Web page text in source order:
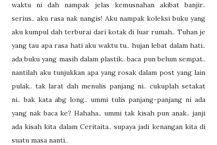
waktu ni dah nampak jelas kemusnahan akibat banjir..
serius.. aku rasa nak nangis! Aku nampak koleksi buku yang
aku kumpul dah terburai dari kotak di luar rumah.. Tuhan je
yang tau apa rasa hati aku waktu tu.. hujan lebat dalam hati..
ada buku yang masih dalam plastik.. baca pun belum sempat..
nantilah aku tunjukkan apa yang rosak dalam post yang lain
pulak.. tak larat dah menulis panjang ni.. cukuplah setakat
ni.. bak kata abg long.. ummi tulis panjang-panjang ni ada
yang nak baca ke? Hahaha.. ummi tak kisah pun anak.. janji
ada kisah kita dalam Ceritaita.. supaya jadi kenangan kita di
suatu masa nanti..